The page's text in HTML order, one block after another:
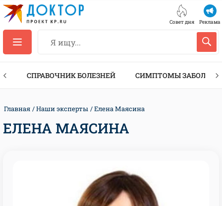
Совет дня Реклама
СПРАВОЧНИК БОЛЕЗНЕЙ СИМПТОМЫ
Главная Наши эксперты Елена Маясина
ЕЛЕНА МАЯСИНА